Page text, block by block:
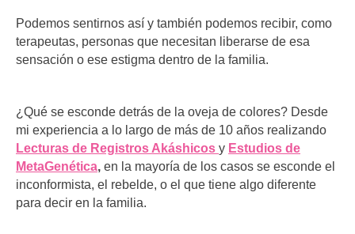
Podemos sentirnos así y también podemos recibir, como
terapeutas, personas que necesitan liberarse de esa
sensación o ese estigma dentro de la familia.
¿Qué se esconde detrás de la oveja de colores? Desde
mi experiencia a lo largo de más de 10 años realizando
Lecturas de Registros Akáshicos y Estudios de
MetaGenética, en la mayoría de los casos se esconde el
inconformista, el rebelde, o el que tiene algo diferente
para decir en la familia.